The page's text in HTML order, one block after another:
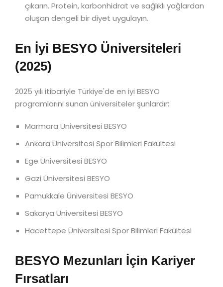
çıkarın. Protein, karbonhidrat ve sağlıklı yağlardan
oluşan dengeli bir diyet uygulayın.
En İyi BESYO Üniversiteleri
(2025)
2025 yılı itibariyle Türkiye'de en iyi BESYO
programlarını sunan üniversiteler şunlardır:
Marmara Üniversitesi BESYO
Ankara Üniversitesi Spor Bilimleri Fakültesi
Ege Üniversitesi BESYO
Gazi Üniversitesi BESYO
Pamukkale Üniversitesi BESYO
Sakarya Üniversitesi BESYO
Hacettepe Üniversitesi Spor Bilimleri Fakültesi
BESYO Mezunları İçin Kariyer
Fırsatları